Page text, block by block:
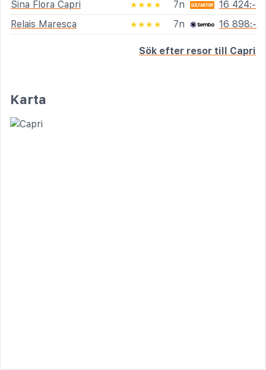
Sina Flora Capri ★★★★ 7n
16 424:-
Relais Maresca
★★★★ 7n 16 898:-
Sök efter resor till Capri
Karta